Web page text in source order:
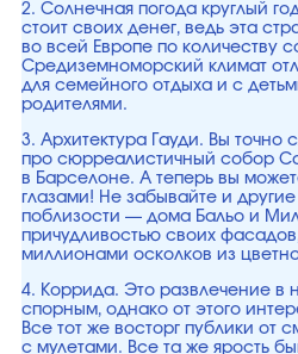
2. Солнечная погода круглый
стоит своих денег, ведь эта
во всей Европе по количеству
Средиземноморский климат
для семейного отдыха и с
родителями.
3. Архитектура Гауди. Вы точно
про сюрреалистичный собор
в Барселоне. А теперь вы
глазами! Не забывайте и
поблизости — дома Бальо и
причудливостью своих
миллионами осколков из
4. Коррида. Это развлечение в
спорным, однако от этого
Все тот же восторг публики от
с мулетами. Все та же ярость